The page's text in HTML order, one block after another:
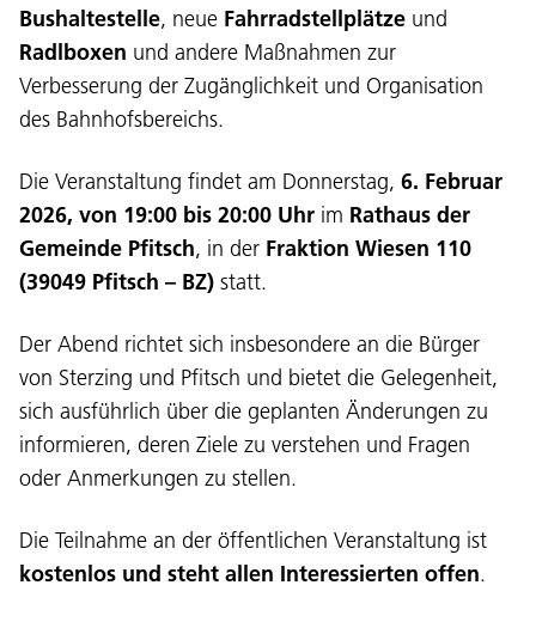
Sprache:
DEU
ITA LAD ENG
Impressum
Privacy und Cookie Policy
Nutzungsbedingungen
Beschwerden
Jobs
Bushaltestelle, neue Fahrradstellplätze und
Radlboxen und andere Maßnahmen zur
Verbesserung der Zugänglichkeit und Organisation
des Bahnhofsbereichs.
Die Veranstaltung findet am Donnerstag, 6. Februar
2026, von 19:00 bis 20:00 Uhr im Rathaus der
Gemeinde Pfitsch, in der Fraktion Wiesen 110
(39049 Pfitsch – BZ) statt.
Der Abend richtet sich insbesondere an die Bürger
von Sterzing und Pfitsch und bietet die Gelegenheit,
sich ausführlich über die geplanten Änderungen zu
informieren, deren Ziele zu verstehen und Fragen
oder Anmerkungen zu stellen.
Die Teilnahme an der öffentlichen Veranstaltung ist
kostenlos und steht allen Interessierten offen.